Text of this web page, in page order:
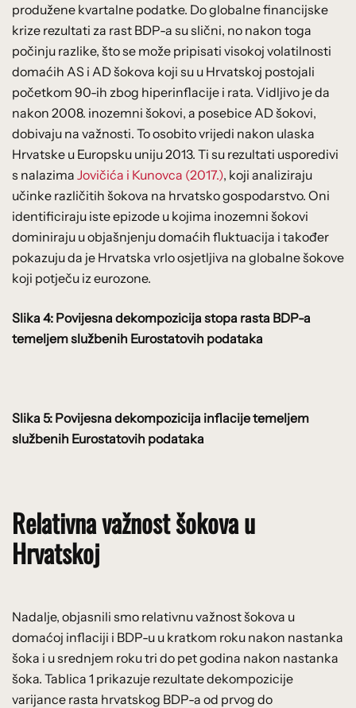
produžene kvartalne podatke. Do globalne financijske
krize rezultati za rast BDP-a su slični, no nakon toga
počinju razlike, što se može pripisati visokoj volatilnosti
domaćih AS i AD šokova koji su u Hrvatskoj postojali
početkom 90-ih zbog hiperinflacije i rata. Vidljivo je da
nakon 2008. inozemni šokovi, a posebice AD šokovi,
dobivaju na važnosti. To osobito vrijedi nakon ulaska
Hrvatske u Europsku uniju 2013. Ti su rezultati usporedivi
s nalazima Jovičića i Kunovca (2017.), koji analiziraju
učinke različitih šokova na hrvatsko gospodarstvo. Oni
identificiraju iste epizode u kojima inozemni šokovi
dominiraju u objašnjenju domaćih fluktuacija i također
pokazuju da je Hrvatska vrlo osjetljiva na globalne šokove
koji potječu iz eurozone.
Slika 4: Povijesna dekompozicija stopa rasta BDP-a
temeljem službenih Eurostatovih podataka
Slika 5: Povijesna dekompozicija inflacije temeljem
službenih Eurostatovih podataka
Relativna važnost šokova u
Hrvatskoj
Nadalje, objasnili smo relativnu važnost šokova u
domaćoj inflaciji i BDP-u u kratkom roku nakon nastanka
šoka i u srednjem roku tri do pet godina nakon nastanka
šoka. Tablica 1 prikazuje rezultate dekompozicije
varijance rasta hrvatskog BDP-a od prvog do